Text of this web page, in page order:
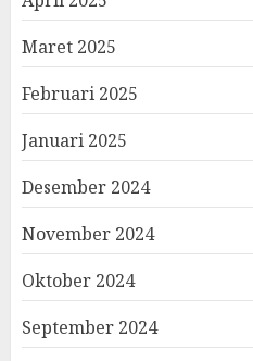
Maret 2025
Februari 2025
Januari 2025
Desember 2024
November 2024
Oktober 2024
September 2024